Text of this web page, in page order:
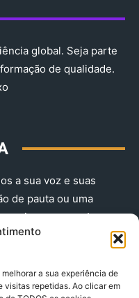
a sua experiência de
visitas repetidas. Ao clicar em
global. Seja parte
de qualidade.
a sua voz e suas
de pauta ou uma
envie-nos agora!